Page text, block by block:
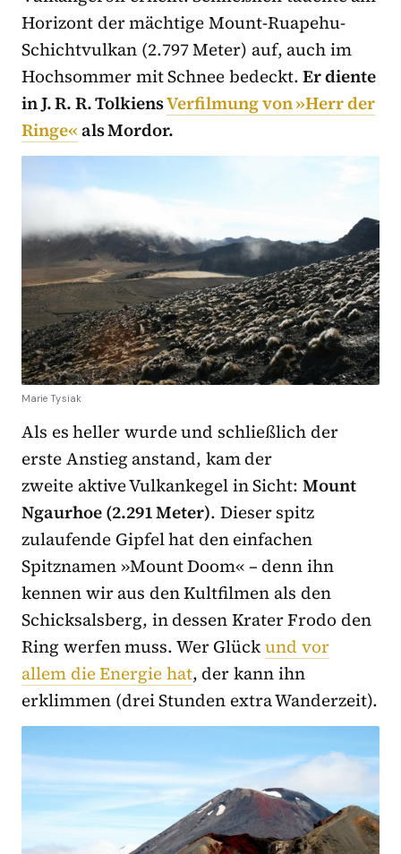
Horizont der mächtige Mount-Ruapehu-
Schichtvulkan (2.797 Meter) auf, auch im
Hochsommer mit Schnee bedeckt.Er diente
in J. R. R. TolkiensVerfilmung von »Herr der
Ringe«als Mordor.
Marie Tysiak
Als es heller wurde und schließlich der
erste Anstieg anstand, kam der
zweite aktive Vulkankegel in Sicht:Mount
Ngaurhoe (2.291 Meter). Dieser spitz
zulaufende Gipfel hat den einfachen
Spitznamen »Mount Doom« – denn ihn
kennen wir aus den Kultfilmen als den
Schicksalsberg, in dessen Krater Frodo den
Ring werfen muss. Wer Glückund vor
allem die Energie hat, der kann ihn
erklimmen (drei Stunden extra Wanderzeit).